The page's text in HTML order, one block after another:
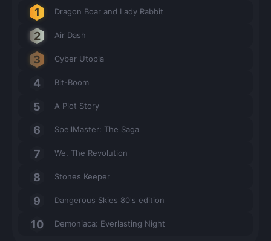
Dragon Boar and Lady Rabbit
Air Dash
Cyber Utopia
Bit-Boom
A Plot Story
SpellMaster: The Saga
We. The Revolution
Stones Keeper
Dangerous Skies 80's edition
Demoniaca: Everlasting Night